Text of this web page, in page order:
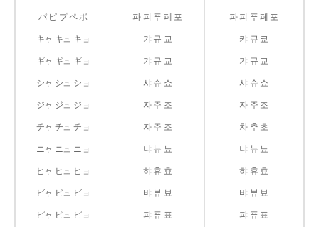
パ ピ プ ペ ポ 파 피 푸 페 포 파 피 푸 페 포
キャ キュ キョ 갸 규 교 캬 큐 쿄
ギャ ギュ ギョ 갸 규 교 갸 규 교
シャ シュ ショ 샤 슈 쇼 샤 슈 쇼
ジャ ジュ ジョ 자 주 조 자 주 조
チャ チュ チョ 자 주 조 차 추 초
ニャ ニュ ニョ 냐 뉴 뇨 냐 뉴 뇨
ヒャ ヒュ ヒョ 햐 휴 효 햐 휴 효
ビャ ビュ ビョ 뱌 뷰 뵤 뱌 뷰 뵤
ピャ ピュ ピョ 퍄 퓨 표 퍄 퓨 표